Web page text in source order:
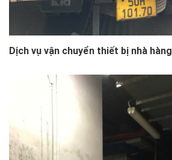
Dịch vụ vận chuyển thiết bị nhà hàng